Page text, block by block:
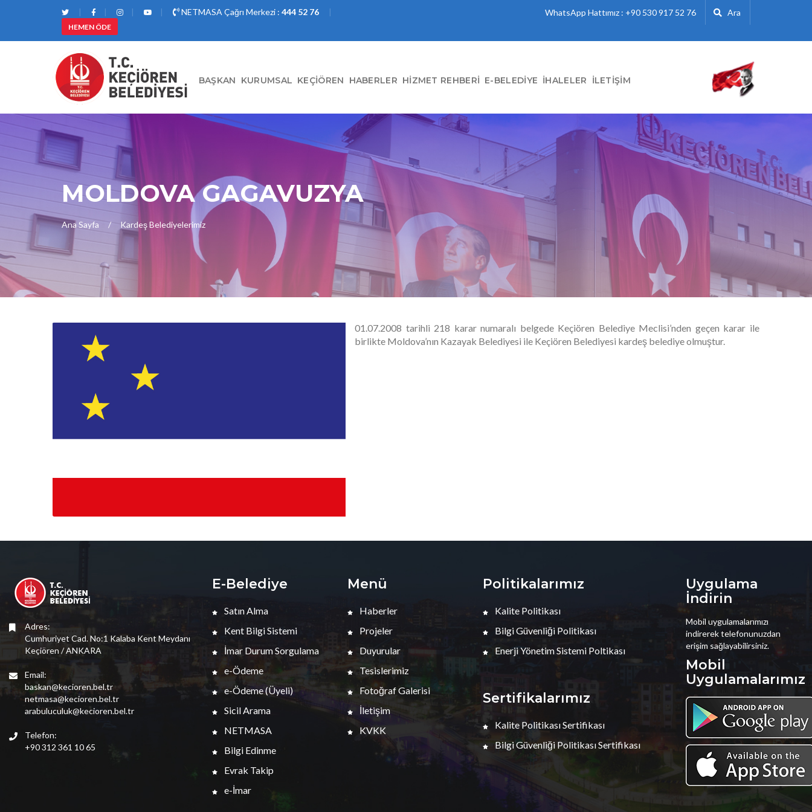
NETMASA Çağrı Merkezi : 444 52 76
HEMEN ÖDE
WhatsApp Hattımız : +90 530 917 52 76 Ara
BAŞKAN KURUMSAL KEÇIÖREN HABERLER HIZMET REHBERI E-BELEDIYE İHALELER İLETIŞIM
MOLDOVA GAGAVUZYA
Ana Sayfa Kardeş Belediyelerimiz
01.07.2008 tarihli 218 karar numaralı belgede Keçiören Belediye Meclisi’nden geçen karar ile
birlikte Moldova’nın Kazayak Belediyesi ile Keçiören Belediyesi kardeş belediye olmuştur.
Adres:
Cumhuriyet Cad. No:1 Kalaba Kent Meydanı
Keçiören / ANKARA
Email:
baskan@kecioren.bel.tr
netmasa@kecioren.bel.tr
arabuluculuk@kecioren.bel.tr
Telefon:
+90 312 361 10 65
E-Belediye
Satın Alma
Kent Bilgi Sistemi
İmar Durum Sorgulama
e-Ödeme
e-Ödeme (Üyeli)
Sicil Arama
NETMASA
Bilgi Edinme
Evrak Takip
e-İmar
Menü
Haberler
Projeler
Duyurular
Tesislerimiz
Fotoğraf Galerisi
İletişim
KVKK
Politikalarımız
Kalite Politikası
Bilgi Güvenliği Politikası
Enerji Yönetim Sistemi Poltikası
Sertifikalarımız
Kalite Politikası Sertifikası
Bilgi Güvenliği Politikası Sertifikası
Uygulama
İndirin
Mobil uygulamalarımızı
indirerek telefonunuzdan
erişim sağlayabilirsiniz.
Mobil
Uygulamalarımız